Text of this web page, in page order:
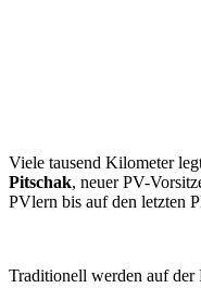
Viele tausend Kilometer
Pitschak, neuer PV-
PVlern bis auf den letzten
Traditionell werden auf der